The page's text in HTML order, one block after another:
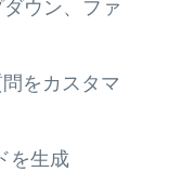
ウン、ファ
をカスタマ
を生成